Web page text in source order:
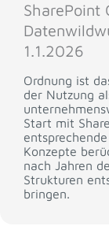
SharePoint
1.1.2026
Ordnung ist
der Nutzung
Start mit
Konzepte
nach Jahren
Strukturen
bringen.